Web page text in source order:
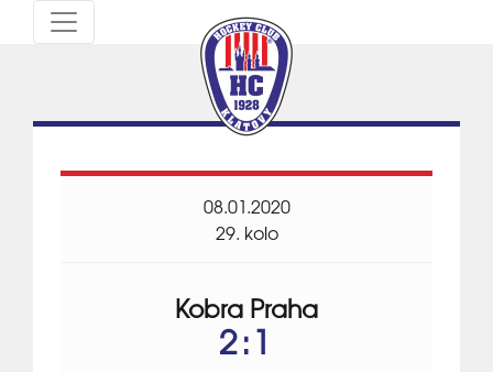
08.01.2020
29. kolo
Kobra Praha
2:1